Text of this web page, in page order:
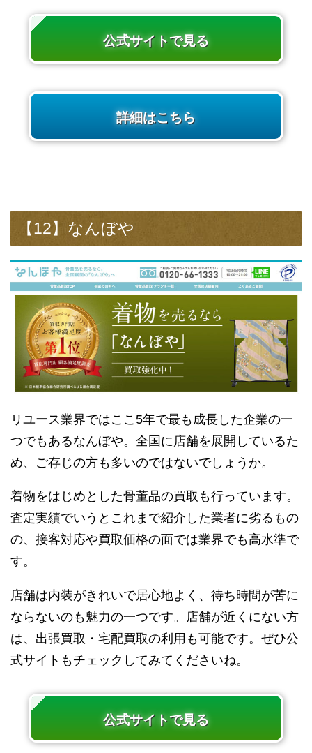
公式サイトで見る
詳細はこちら
【12】なんぼや
リユース業界ではここ5年で最も成長した企業の一
つでもあるなんぼや。全国に店舗を展開しているた
め、ご存じの方も多いのではないでしょうか。
着物をはじめとした骨董品の買取も行っています。
査定実績でいうとこれまで紹介した業者に劣るもの
の、接客対応や買取価格の面では業界でも高水準で
す。
店舗は内装がきれいで居心地よく、待ち時間が苦に
ならないのも魅力の一つです。店舗が近くにない方
は、出張買取・宅配買取の利用も可能です。ぜひ公
式サイトもチェックしてみてくださいね。
公式サイトで見る